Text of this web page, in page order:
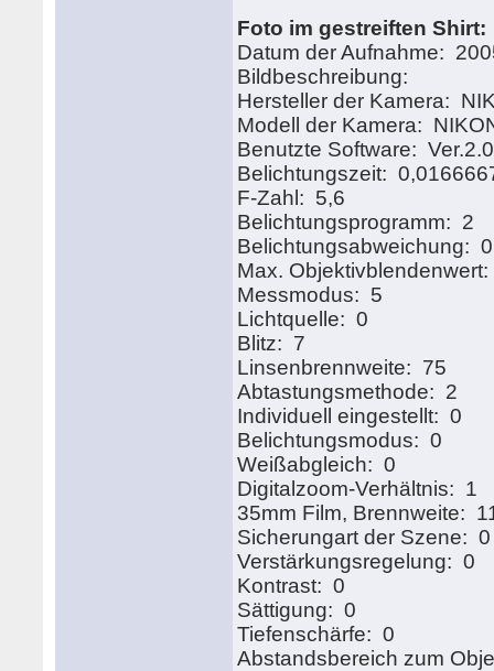
Foto im gestreiften Shirt:
Datum der Aufnahme:
Hersteller der Kamera:
Modell der Kamera:
Benutzte Software:
Belichtungszeit:
F-Zahl: 5,6
Belichtungsprogramm: 2
Belichtungsabweichung: 0
Max.
Messmodus: 5
Lichtquelle: 0
Blitz: 7
Linsenbrennweite: 75
Abtastungsmethode: 2
Individuell eingestellt: 0
Belichtungsmodus: 0
Weißabgleich: 0
Digitalzoom-Verhältnis: 1
35mm Film, Brennweite:
Sicherungart der Szene: 0
Verstärkungsregelung: 0
Kontrast: 0
Sättigung: 0
Tiefenschärfe: 0
Abstandsbereich zum